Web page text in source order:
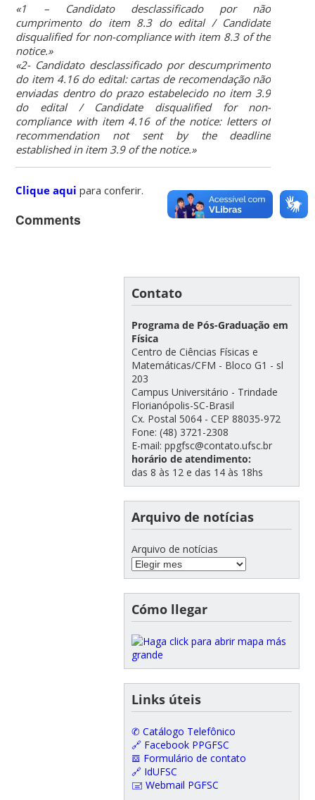
«1 – Candidato desclassificado por não
cumprimento do item 8.3 do edital / Candidate
disqualified for non-compliance with item 8.3 of the
notice.»
«2- Candidato desclassificado por descumprimento
do item 4.16 do edital: cartas de recomendação não
enviadas dentro do prazo estabelecido no item 3.9
do edital / Candidate disqualified for non-
compliance with item 4.16 of the notice: letters of
recommendation not sent by the deadline
established in item 3.9 of the notice.»
Clique aqui para conferir.
Comments
Contato
Programa de Pós-Graduação em
Física
Centro de Ciências Físicas e
Matemáticas/CFM - Bloco G1 - sl
203
Campus Universitário - Trindade
Florianópolis-SC-Brasil
Cx. Postal 5064 - CEP 88035-972
Fone: (48) 3721-2308
E-mail: ppgfsc@contato.ufsc.br
horário de atendimento:
das 8 às 12 e das 14 às 18hs
Arquivo de notícias
Arquivo de notícias
Cómo llegar
Links úteis
✆ Catálogo Telefônico
🔗 Facebook PPGFSC
𝌕 Formulário de contato
🔗 IdUFSC
🖃 Webmail PGFSC